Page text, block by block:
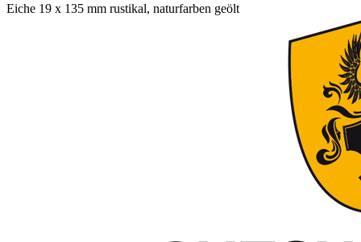
Eiche 19 x 135 mm rustikal, naturfarben geölt